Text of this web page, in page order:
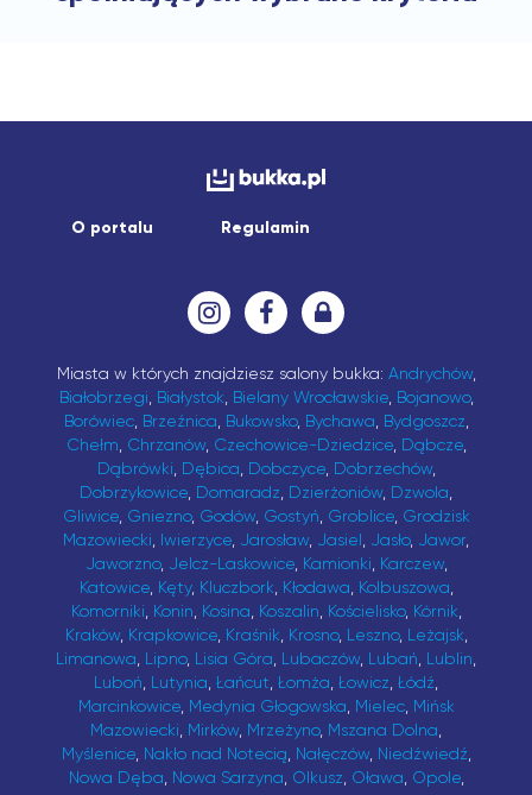
O portalu Regulamin
Miasta w których znajdziesz salony bukka: Andrychów,
Białobrzegi, Białystok, Bielany Wrocławskie, Bojanowo,
Borówiec, Brzeźnica, Bukowsko, Bychawa, Bydgoszcz,
Chełm, Chrzanów, Czechowice-Dziedzice, Dąbcze,
Dąbrówki, Dębica, Dobczyce, Dobrzechów,
Dobrzykowice, Domaradz, Dzierżoniów, Dzwola,
Gliwice, Gniezno, Godów, Gostyń, Groblice, Grodzisk
Mazowiecki, Iwierzyce, Jarosław, Jasiel, Jasło, Jawor,
Jaworzno, Jelcz-Laskowice, Kamionki, Karczew,
Katowice, Kęty, Kluczbork, Kłodawa, Kolbuszowa,
Komorniki, Konin, Kosina, Koszalin, Kościelisko, Kórnik,
Kraków, Krapkowice, Kraśnik, Krosno, Leszno, Leżajsk,
Limanowa, Lipno, Lisia Góra, Lubaczów, Lubań, Lublin,
Luboń, Lutynia, Łańcut, Łomża, Łowicz, Łódź,
Marcinkowice, Medynia Głogowska, Mielec, Mińsk
Mazowiecki, Mirków, Mrzeżyno, Mszana Dolna,
Myślenice, Nakło nad Notecią, Nałęczów, Niedźwiedź,
Nowa Dęba, Nowa Sarzyna, Olkusz, Oława, Opole,